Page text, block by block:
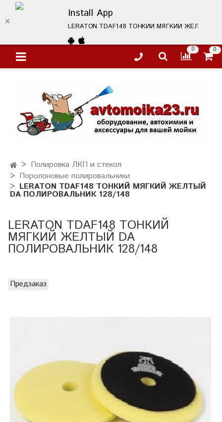
Install App
LERATON TDAF148 ТОНКИЙ МЯГКИЙ ЖЕЛТЫЙ DA
0 0
Полировка ЛКП и стекол
Поролоновые полировальники
LERATON TDAF148 ТОНКИЙ МЯГКИЙ ЖЕЛТЫЙ
DA ПОЛИРОВАЛЬНИК 128/148
LERATON TDAF148 ТОНКИЙ
МЯГКИЙ ЖЕЛТЫЙ DA
ПОЛИРОВАЛЬНИК 128/148
Предзаказ